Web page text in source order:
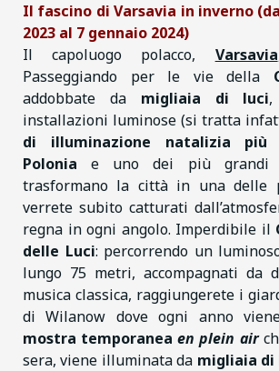
Il fascino di Varsavia in inverno
2023 al 7 gennaio 2024)
Il capoluogo polacco, Varsavia
Passeggiando per le vie della
addobbate da migliaia di luci,
installazioni luminose (si tratta
di illuminazione natalizia più
Polonia e uno dei più grandi
trasformano la città in una delle
verrete subito catturati
regna in ogni angolo. Imperdibile il
delle Luci: percorrendo un
lungo 75 metri, accompagnati da
musica classica, raggiungerete i
di Wilanow dove ogni anno
mostra temporaneaen plein air
sera, viene illuminata da migliaia di